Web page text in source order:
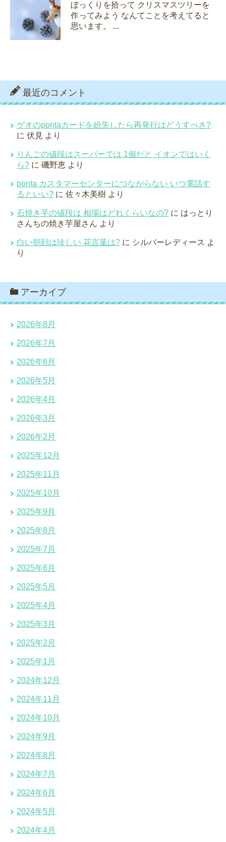
ぼっくりを拾って クリスマスツリーを
作ってみよう なんてことを考えてると
思います。 ...
最近のコメント
ゲオのpontaカードを紛失したら再発行はどうすべき?
に 伏見 より
りんごの値段はスーパーでは 1個だと イオンではいく
ら? に 磯野恵 より
ponta カスタマーセンターにつながらない いつ電話す
るといい? に 佐々木美樹 より
石焼き芋の値段は 相場はどれくらいなの? に はっとり
さんちの焼き芋屋さん より
白い朝顔は珍しい 花言葉は? に シルバーレディース よ
り
アーカイブ
2026年8月
2026年7月
2026年6月
2026年5月
2026年4月
2026年3月
2026年2月
2025年12月
2025年11月
2025年10月
2025年9月
2025年8月
2025年7月
2025年6月
2025年5月
2025年4月
2025年3月
2025年2月
2025年1月
2024年12月
2024年11月
2024年10月
2024年9月
2024年8月
2024年7月
2024年6月
2024年5月
2024年4月